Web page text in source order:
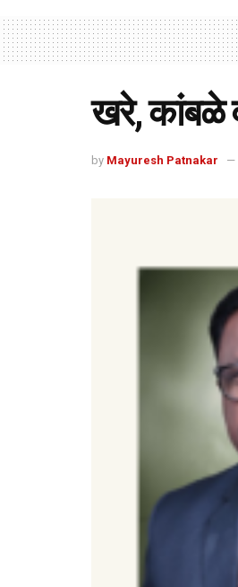
खरे, कांबळे
by Mayuresh Patnakar